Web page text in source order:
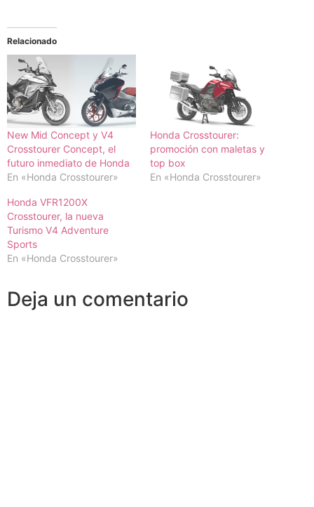
Relacionado
New Mid Concept y V4
Crosstourer Concept, el
futuro inmediato de Honda
En «Honda Crosstourer»
Honda Crosstourer:
promoción con maletas y
top box
En «Honda Crosstourer»
Honda VFR1200X
Crosstourer, la nueva
Turismo V4 Adventure
Sports
En «Honda Crosstourer»
Deja un comentario